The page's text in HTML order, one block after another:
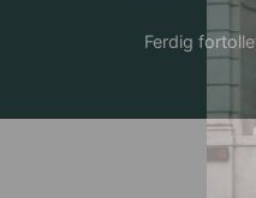
Ferdig